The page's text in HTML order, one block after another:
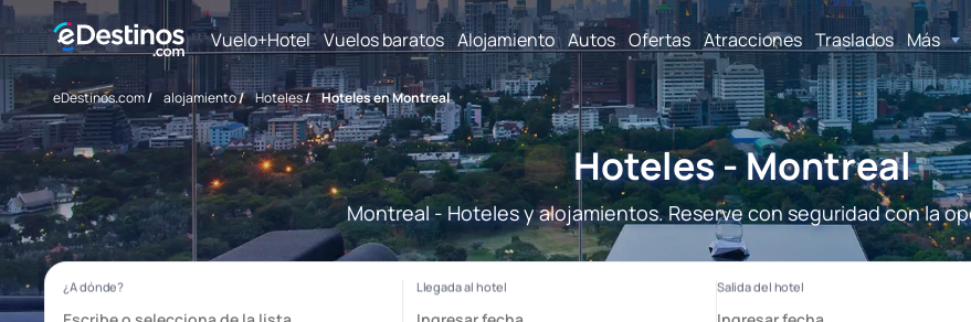
Vuelo+Hotel Vuelos baratos Alojamiento Autos Ofertas Atracciones Traslados Más
eDestinos.com/ alojamiento/ Hoteles/ Hoteles en Montreal
Hoteles - Montreal
Montreal - Hoteles y alojamientos. Reserve con seguridad con la